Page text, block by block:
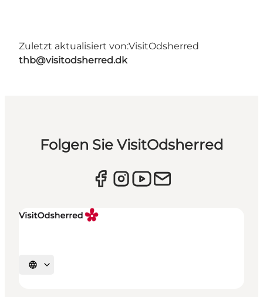
Zuletzt aktualisiert von:VisitOdsherred
thb@visitodsherred.dk
Folgen Sie VisitOdsherred
Sprache auswählen